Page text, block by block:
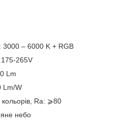
3000 – 6000 K + RGB
175-265V
Lm
Lm/W
кольорів, Ra: ⩾80
небо